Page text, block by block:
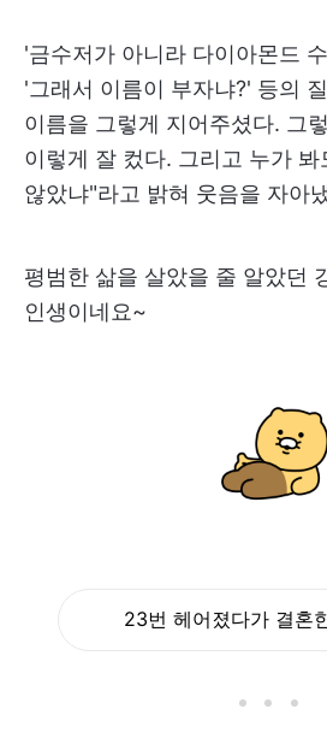
'금수저가 아니라 다이아몬드
'그래서 이름이 부자냐?' 등의
이름을 그렇게 지어주셨다. 그
이렇게 잘 컸다. 그리고 누가
않았냐"라고 밝혀 웃음을 자아
평범한 삶을 살았을 줄 알았던
인생이네요~
23번 헤어졌다가 결혼